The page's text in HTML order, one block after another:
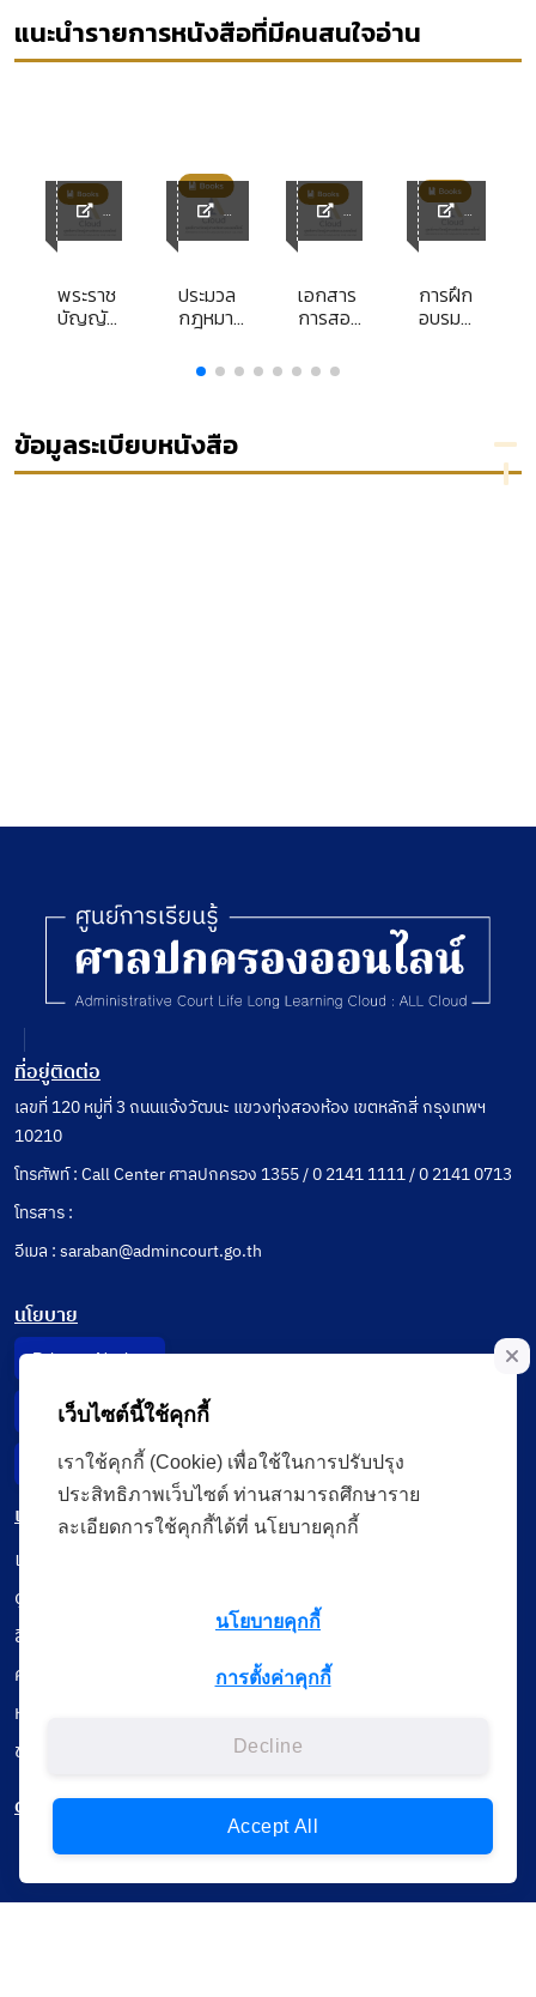
แนะนำรายการหนังสือที่มีคนสนใจอ่าน
พระราช
บัญญัติ
ปกครอง
พ.ศ.
2539
ประมวล
กฎหมาย
พิจารณา
ความ
ฉบับ
อ้างอิง
เอกสาร
การสอน
วิชาการ
คลังและ
9-15
การฝึก
อบรม
ข้อมูลระเบียบหนังสือ
ที่อยู่ติดต่อ
เลขที่ 120 หมู่ที่ 3 ถนนแจ้งวัฒนะ แขวงทุ่งสองห้อง เขตหลักสี่ กรุงเทพฯ
10210
โทรศัพท์ : Call Center ศาลปกครอง 1355 / 0 2141 1111 / 0 2141 0713
โทรสาร :
อีเมล : saraban@admincourt.go.th
นโยบาย
Privacy Notice
Data Subject Right
Incident Report
เมนู
เรียนออนไลน์
ดูถ่ายทอดสด
สื่อการเรียนรู้
ค้นรายการหนังสือ
หนังสืออิเล็กทรอนิกส์
ข้อมูลผู้ใช้งาน
ดาวน์โหลดใช้งานบนแอปพลิเคชัน
เว็บไซต์นี้ใช้คุกกี้
เราใช้คุกกี้ (Cookie) เพื่อใช้ในการปรับปรุง
ประสิทธิภาพเว็บไซต์ ท่านสามารถศึกษาราย
ละเอียดการใช้คุกกี้ได้ที่ นโยบายคุกกี้
นโยบายคุกกี้
การตั้งค่าคุกกี้
Decline
Accept All